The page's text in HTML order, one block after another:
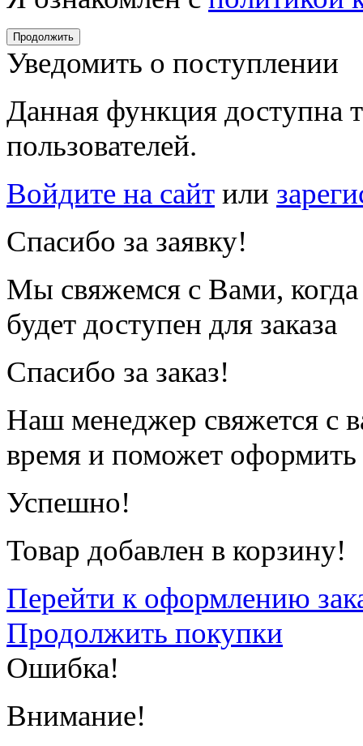
Продолжить
Уведомить о поступлении
Данная функция доступна
пользователей.
Войдите на сайт или
Спасибо за заявку!
Мы свяжемся с Вами, когда
будет доступен для заказа
Спасибо за заказ!
Наш менеджер свяжется с
время и поможет оформить
Успешно!
Товар добавлен в корзину!
Перейти к оформлению
Продолжить покупки
Ошибка!
Внимание!